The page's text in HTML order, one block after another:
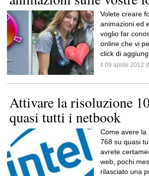
Volete creare
animazioni ed
voglio far
online che vi
click di
Il 09 aprile 2012
Attivare la risoluzione
quasi tutti i netbook
Come avere la
768 su quasi
avrete
web, pochi
rilasciato una